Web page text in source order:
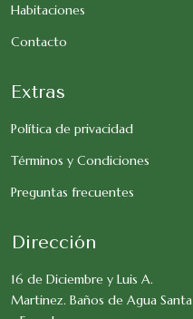
Habitaciones
Contacto
Extras
Política de privacidad
Términos y Condiciones
Preguntas frecuentes
Dirección
16 de Diciembre y Luis A.
Martinez. Baños de Agua Santa